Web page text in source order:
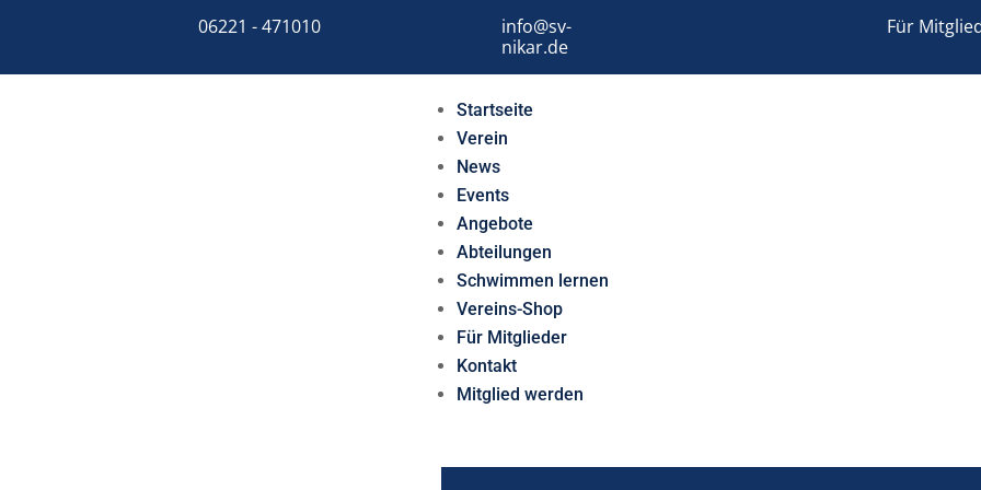
06221 - 471010
info@sv-
nikar.de
Für
Startseite
Verein
News
Events
Angebote
Abteilungen
Schwimmen lernen
Vereins-Shop
Für Mitglieder
Kontakt
Mitglied werden